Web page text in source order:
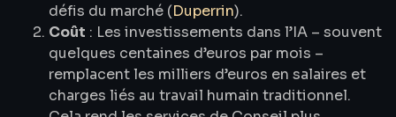
défis du marché (Duperrin).
Coût : Les investissements dans l’IA – souvent
quelques centaines d’euros par mois –
remplacent les milliers d’euros en salaires et
charges liés au travail humain traditionnel.